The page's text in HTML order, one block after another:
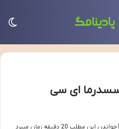
ای سی
خواندن این مطلب 20 دقیقه زمان میبرد